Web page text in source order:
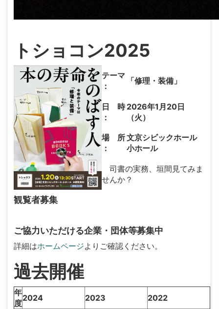
トショコン2025
テーマ
：
「修理・装備」
日 時
：
2026年1月20日
（火）
場 所
：
文京シビックホール
小ホール
司書の実務、垣間見てみま
せんか？
観覧者募集
ご協力いただける企業・団体等募集中
詳細はホームページよりご確認ください。
過去開催
年
度
2024 2023
2022